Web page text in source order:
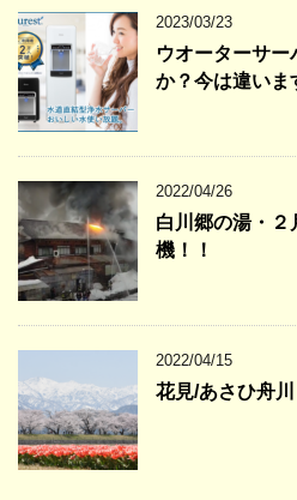
2023/03/23
ウオーターサ
か？今は違いま
2022/04/26
白川郷の湯・２
機！！
2022/04/15
花見/あさひ舟